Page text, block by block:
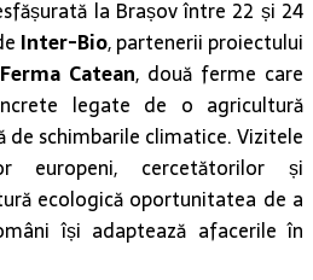
la Brașov între 22 și 24
Inter-Bio, partenerii proiectului
Ferma Catean, două ferme care
legate de o agricultură
schimbarile climatice. Vizitele
europeni, cercetătorilor și
ecologică oportunitatea de a
își adaptează afacerile în